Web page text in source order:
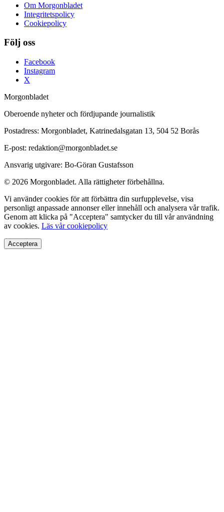
Om Morgonbladet
Integritetspolicy
Cookiepolicy
Följ oss
Facebook
Instagram
X
Morgonbladet
Oberoende nyheter och fördjupande journalistik
Postadress: Morgonbladet, Katrinedalsgatan 13, 504 52 Borås
E-post: redaktion@morgonbladet.se
Ansvarig utgivare: Bo-Göran Gustafsson
© 2026 Morgonbladet. Alla rättigheter förbehållna.
Vi använder cookies för att förbättra din surfupplevelse, visa
personligt anpassade annonser eller innehåll och analysera vår trafik.
Genom att klicka på "Acceptera" samtycker du till vår användning
av cookies. Läs vår cookiepolicy
Acceptera